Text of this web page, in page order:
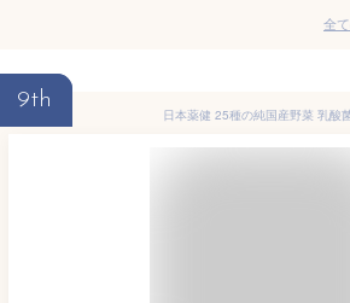
全
9th
日本薬健 25種の純国産野菜 乳酸